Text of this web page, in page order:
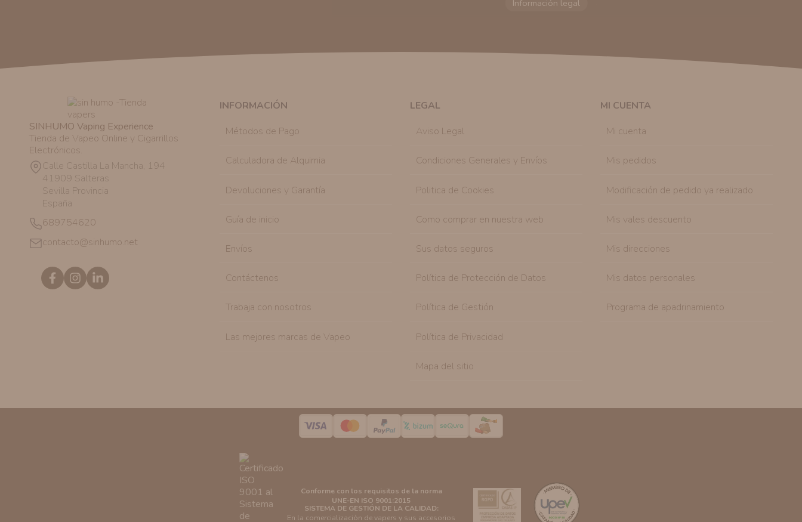
Sus datos serán usados para poder enviarle información comercial (Puede consultar como
similares a los artículos que ha adquirido. Puede solicitar la cancelación de comunicaciones comerciales
Con carácter general, sólo el personal de nuestra entidad que esté debidamente
Tiene derecho a saber qué información tenemos sobre usted, corregirla y eliminarla, tal y
SINHUMO Vaping Experience
Tienda de Vapeo Online y Cigarrillos
Electrónicos.
Calle Castilla La Mancha, 194
41909 Salteras
Sevilla Provincia
España
689754620
contacto@sinhumo.net
INFORMACIÓN
Métodos de Pago
Calculadora de Alquimia
Devoluciones y Garantía
Guía de inicio
Envíos
Contáctenos
Trabaja con nosotros
Las mejores marcas de Vapeo
LEGAL
Aviso Legal
Condiciones Generales y Envíos
Politica de Cookies
Como comprar en nuestra web
Sus datos seguros
Política de Protección de Datos
Política de Gestión
Política de Privacidad
Mapa del sitio
MI CUENTA
Mi cuenta
Mis pedidos
Modificación de pedido ya realizado
Mis vales descuento
Mis direcciones
Mis datos personales
Programa de apadrinamiento
Conforme con los requisitos de la norma
UNE-EN ISO 9001:2015
SISTEMA DE GESTIÓN DE LA CALIDAD:
En la comercialización de vapers y sus accesorios